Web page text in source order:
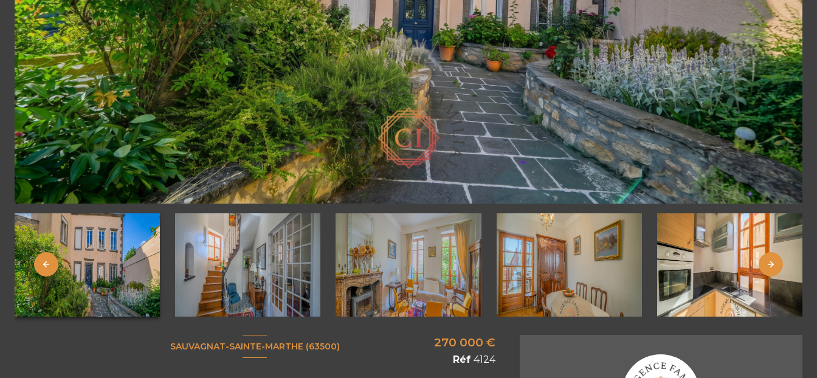
SAUVAGNAT-SAINTE-MARTHE (63500) 270 000 €
Réf 4124